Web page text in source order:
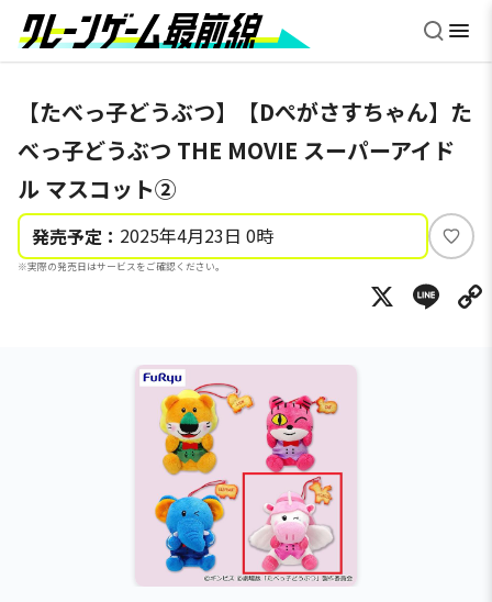
【たべっ子どうぶつ】【Dぺがさすちゃん】た
べっ子どうぶつ THE MOVIE スーパーアイド
ル マスコット②
発売予定： 2025年4月23日 0時
※実際の発売日はサービスをご確認ください。
い
ね
X